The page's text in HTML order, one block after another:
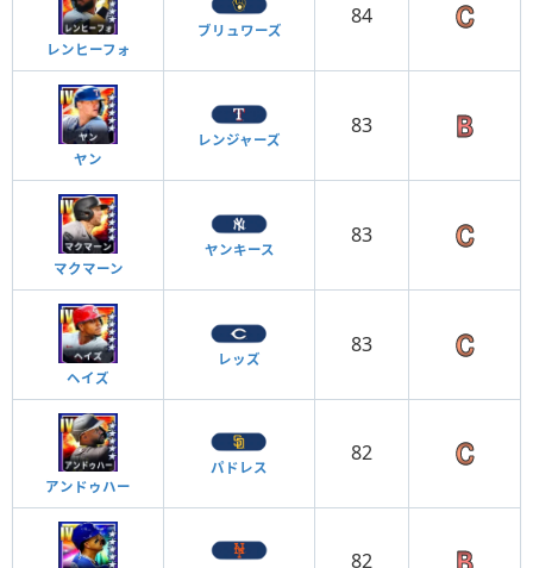
レンヒーフォ
ブリュワーズ
84
ヤン
レンジャーズ
83
マクマーン
ヤンキース
83
ヘイズ
レッズ
83
アンドゥハー
パドレス
82
82